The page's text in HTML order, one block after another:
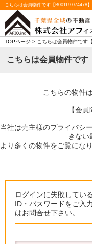
こちらは会員物件です【B00119-074478
TOPページ > こちらは会員物件です
こちらは会員物件です
こちらの物件
【会
当社は売主様のプライバシ
きない
より多くの物件をご覧にな
ログインに失敗してい
ID・パスワードをご入
はお問合せ下さい。